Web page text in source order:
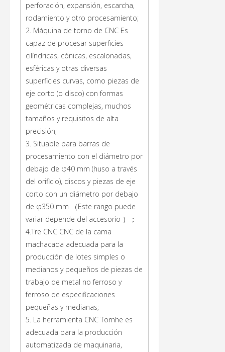
perforación, expansión, escarcha,
rodamiento y otro procesamiento;
2. Máquina de torno de CNC Es
capaz de procesar superficies
cilíndricas, cónicas, escalonadas,
esféricas y otras diversas
superficies curvas, como piezas de
eje corto (o disco) con formas
geométricas complejas, muchos
tamaños y requisitos de alta
precisión;
3. Situable para barras de
procesamiento con el diámetro por
debajo de φ40 mm (huso a través
del orificio), discos y piezas de eje
corto con un diámetro por debajo
de φ350 mm （Este rango puede
variar depende del accesorio ）；
4.Tre CNC CNC de la cama
machacada adecuada para la
producción de lotes simples o
medianos y pequeños de piezas de
trabajo de metal no ferroso y
ferroso de especificaciones
pequeñas y medianas;
5. La herramienta CNC Tornhe es
adecuada para la producción
automatizada de maquinaria,